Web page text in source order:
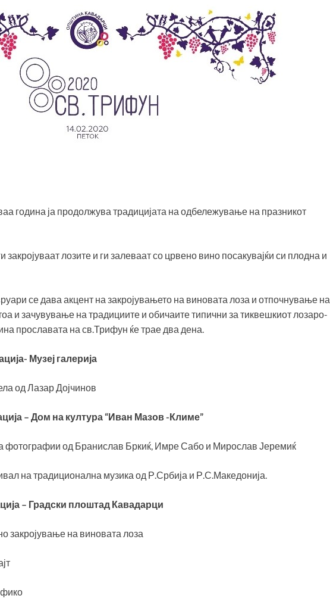
година ја продолжува традицијата на одбележување на празникот
лозите и ги залеваат со црвено вино посакувајќи си плодна и
се дава акцент на закројувањето на виновата лоза и отпочнување на
и зачувување на традициите и обичаите типични за тиквешкиот лозаро-
прославата на св.Трифун ќе трае два дена.
Музеј галерија
од Лазар Дојчинов
– Дом на култура “Иван Мазов -Климе”
фотографии од Бранислав Бркиќ, Имре Сабо и Мирослав Јеремиќ
на традиционална музика од Р.Србија и Р.С.Македонија.
– Градски плоштад Кавадарци
закројување на виновата лоза